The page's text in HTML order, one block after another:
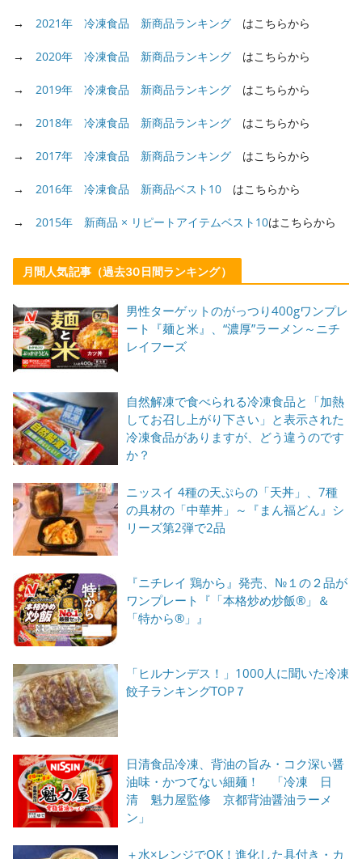
→ 2021年 冷凍食品 新商品ランキング はこちらから
→ 2020年 冷凍食品 新商品ランキング はこちらから
→ 2019年 冷凍食品 新商品ランキング はこちらから
→ 2018年 冷凍食品 新商品ランキング はこちらから
→ 2017年 冷凍食品 新商品ランキング はこちらから
→ 2016年 冷凍食品 新商品ベスト10 はこちらから
→ 2015年 新商品 × リピートアイテムベスト10はこちらから
月間人気記事（過去30日間ランキング）
男性ターゲットのがっつり400gワンプレ
ート『麺と米』、“濃厚”ラーメン～ニチ
レイフーズ
自然解凍で食べられる冷凍食品と「加熱
してお召し上がり下さい」と表示された
冷凍食品がありますが、どう違うのです
か？
ニッスイ 4種の天ぷらの「天丼」、7種
の具材の「中華丼」～『まん福どん』シ
リーズ第2弾で2品
『ニチレイ 鶏から』発売、№１の２品が
ワンプレート『「本格炒め炒飯®」＆
「特から®」』
「ヒルナンデス！」1000人に聞いた冷凍
餃子ランキングTOP７
日清食品冷凍、背油の旨み・コク深い醤
油味・かつてない細麺！ 「冷凍 日
清 魁力屋監修 京都背油醤油ラーメ
ン」
＋水×レンジでOK！進化した具付き・カ